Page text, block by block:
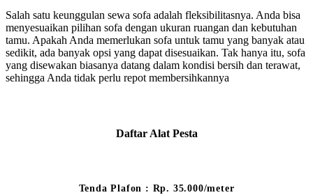
Salah satu keunggulan sewa sofa adalah fleksibilitasnya. Anda bisa
menyesuaikan pilihan sofa dengan ukuran ruangan dan kebutuhan
tamu. Apakah Anda memerlukan sofa untuk tamu yang banyak atau
sedikit, ada banyak opsi yang dapat disesuaikan. Tak hanya itu, sofa
yang disewakan biasanya datang dalam kondisi bersih dan terawat,
sehingga Anda tidak perlu repot membersihkannya
Daftar Alat Pesta
Tenda Plafon : Rp. 35.000/meter